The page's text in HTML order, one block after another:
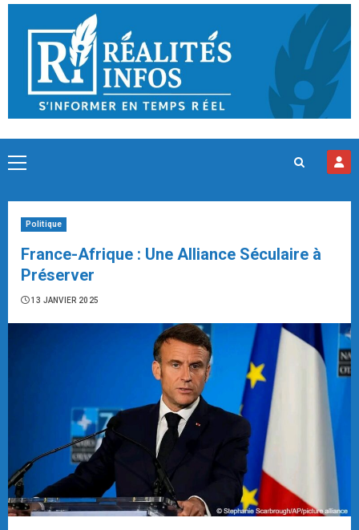
Skip
content
Primary
Politique
France-Afrique : Une Alliance Séculaire à
Préserver
13 JANVIER 2025